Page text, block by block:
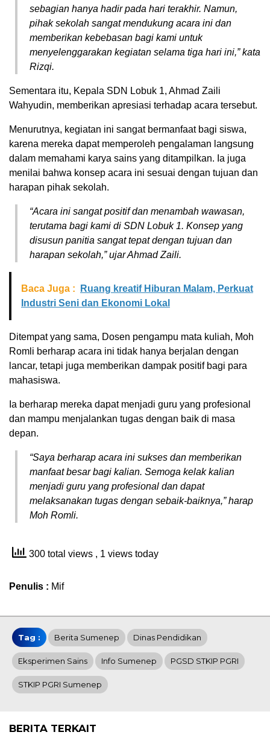
sebagian hanya hadir pada hari terakhir. Namun,
pihak sekolah sangat mendukung acara ini dan
memberikan kebebasan bagi kami untuk
menyelenggarakan kegiatan selama tiga hari ini,” kata
Rizqi.
Sementara itu, Kepala SDN Lobuk 1, Ahmad Zaili
Wahyudin, memberikan apresiasi terhadap acara tersebut.
Menurutnya, kegiatan ini sangat bermanfaat bagi siswa,
karena mereka dapat memperoleh pengalaman langsung
dalam memahami karya sains yang ditampilkan. Ia juga
menilai bahwa konsep acara ini sesuai dengan tujuan dan
harapan pihak sekolah.
“Acara ini sangat positif dan menambah wawasan,
terutama bagi kami di SDN Lobuk 1. Konsep yang
disusun panitia sangat tepat dengan tujuan dan
harapan sekolah,” ujar Ahmad Zaili.
Baca Juga :
Ruang kreatif Hiburan Malam, Perkuat
Industri Seni dan Ekonomi Lokal
Ditempat yang sama, Dosen pengampu mata kuliah, Moh
Romli berharap acara ini tidak hanya berjalan dengan
lancar, tetapi juga memberikan dampak positif bagi para
mahasiswa.
Ia berharap mereka dapat menjadi guru yang profesional
dan mampu menjalankan tugas dengan baik di masa
depan.
“Saya berharap acara ini sukses dan memberikan
manfaat besar bagi kalian. Semoga kelak kalian
menjadi guru yang profesional dan dapat
melaksanakan tugas dengan sebaik-baiknya,” harap
Moh Romli.
300 total views , 1 views today
Penulis : Mif
Tag : Berita Sumenep Dinas Pendidikan
Eksperimen Sains Info Sumenep PGSD STKIP PGRI
STKIP PGRI Sumenep
BERITA TERKAIT